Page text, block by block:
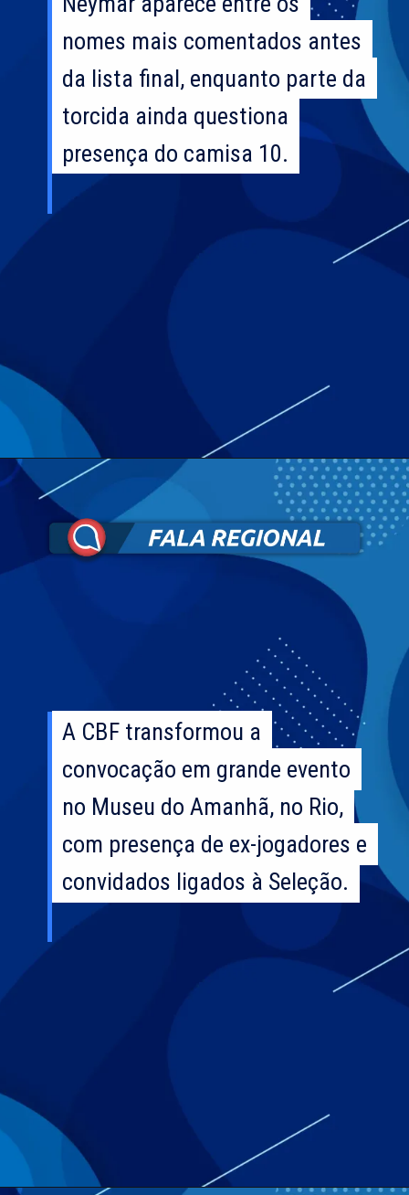
nomes mais comentados antes
da lista final, enquanto parte da
torcida ainda questiona
presença do camisa 10.
nomes mais comentados antes
da lista final, enquanto parte da
torcida ainda questiona
presença do camisa 10.
A CBF transformou a
convocação em grande evento
no Museu do Amanhã, no Rio,
com presença de ex-jogadores e
convidados ligados à Seleção.
A CBF transformou a
convocação em grande evento
no Museu do Amanhã, no Rio,
com presença de ex-jogadores e
convidados ligados à Seleção.